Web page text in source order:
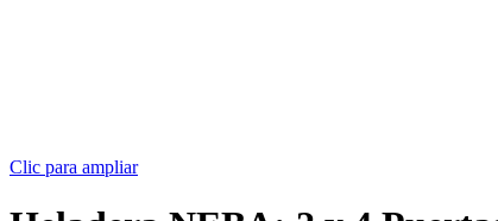
Clic para ampliar